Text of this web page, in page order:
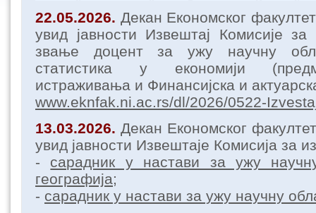
22.05.2026. Декан Економског
увид јавности Извештај Комисије
звање доцент за ужу научну
статистика у економији
истраживања и Финансијска и
www.eknfak.ni.ac.rs/dl/2026/0522-
13.03.2026. Декан Економског
увид јавности Извештаје Комисија за
- сарадник у настави за ужу
географија;
- сарадник у настави за ужу научну